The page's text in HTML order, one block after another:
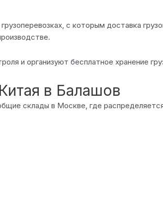
с которым доставка
и организуют бесплатное хранение
в Балашов
склады в Москве, где